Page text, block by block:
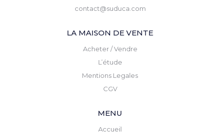
contact@suduca.com
LA MAISON DE VENTE
Acheter / Vendre
L’étude
Mentions Legales
CGV
MENU
Accueil